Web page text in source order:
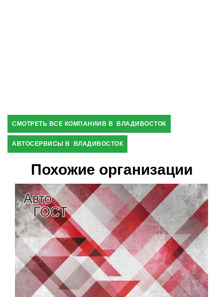
СМОТРЕТЬ ВСЕ КОМПАНИИВ В ВЛАДИВОСТОК
АВТОСЕРВИСЫ В ВЛАДИВОСТОК
Похожие организации